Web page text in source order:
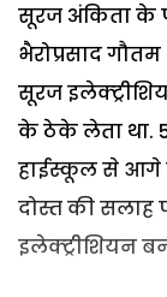
सूरज अंकिता के
भैरोप्रसाद
सूरज
के ठेके लेता था.
हाईस्कूल से आगे
दोस्त की
इलेक्ट्रीशियन